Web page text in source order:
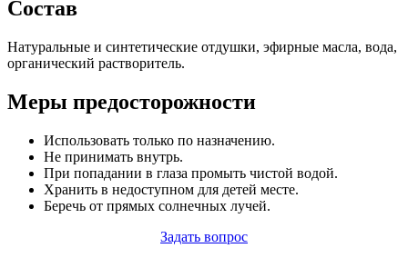
Состав
Натуральные и синтетические отдушки, эфирные масла, вода,
органический растворитель.
Меры предосторожности
Использовать только по назначению.
Не принимать внутрь.
При попадании в глаза промыть чистой водой.
Хранить в недоступном для детей месте.
Беречь от прямых солнечных лучей.
Задать вопрос